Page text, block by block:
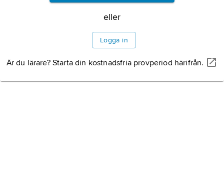
Information om artikeln
eller
Logga in
Är du lärare? Starta din kostnadsfria provperiod härifrån.